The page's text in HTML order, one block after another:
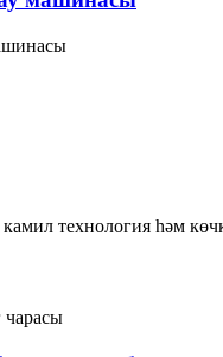
технология һәм